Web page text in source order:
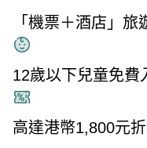
「機票＋酒店」旅
12歲以下兒童免費
高達港幣1,800元